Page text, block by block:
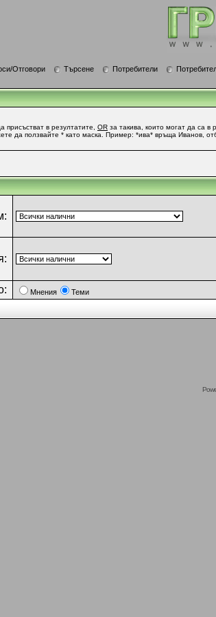
Отговори Търсене Потребители
присъстват в резултатите, OR за такива, които могат да са в
да ползвайте * като маска. Пример: *ива* връща Иванов,
Мнения Теми